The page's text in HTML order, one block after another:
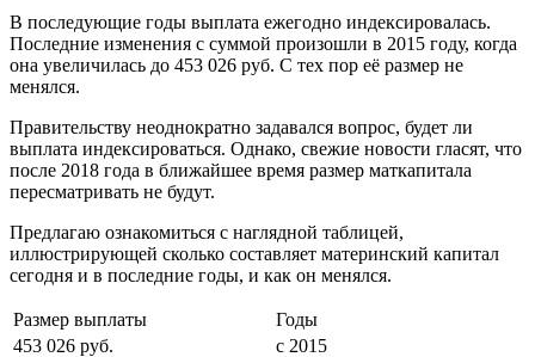
В последующие годы выплата ежегодно индексировалась.
Последние изменения с суммой произошли в 2015 году, когда
она увеличилась до 453 026 руб. С тех пор её размер не
менялся.
Правительству неоднократно задавался вопрос, будет ли
выплата индексироваться. Однако, свежие новости гласят, что
после 2018 года в ближайшее время размер маткапитала
пересматривать не будут.
Предлагаю ознакомиться с наглядной таблицей,
иллюстрирующей сколько составляет материнский капитал
сегодня и в последние годы, и как он менялся.
Размер выплаты
Годы
453 026 руб.
с 2015